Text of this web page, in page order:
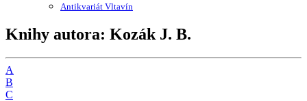
Antikvariát Vltavín
Knihy autora: Kozák J. B.
A
B
C